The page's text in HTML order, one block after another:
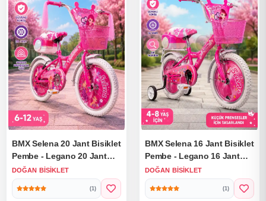
BMX Selena 20 Jant Bisiklet
Pembe - Legano 20 Jant
Bisiklet Selena Süslü
Bisiklet BMX Bisiklet
DOĞAN BISIKLET
(1)
BMX Selena 16 Jant Bisiklet
Pembe - Legano 16 Jant
Bisiklet Selena Süslü
Bisiklet BMX Bisiklet
DOĞAN BISIKLET
(1)